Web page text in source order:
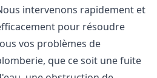
intervenons rapidement et
pour résoudre
vos problèmes de
que ce soit une fuite